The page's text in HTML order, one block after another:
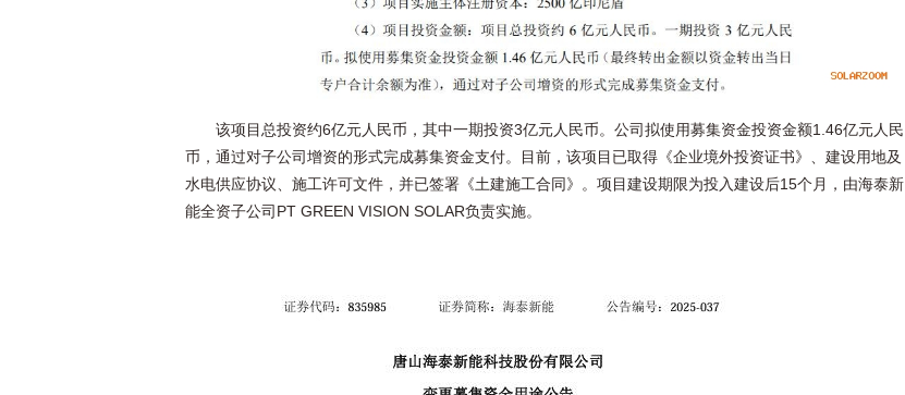
该项目总投资约6亿元人民币，其中一期投资3亿元人民币。公司拟使用募集资金投资金额1.46亿元人民
币，通过对子公司增资的形式完成募集资金支付。目前，该项目已取得《企业境外投资证书》、建设用地及
水电供应协议、施工许可文件，并已签署《土建施工合同》。项目建设期限为投入建设后15个月，由海泰新
能全资子公司PT GREEN VISION SOLAR负责实施。